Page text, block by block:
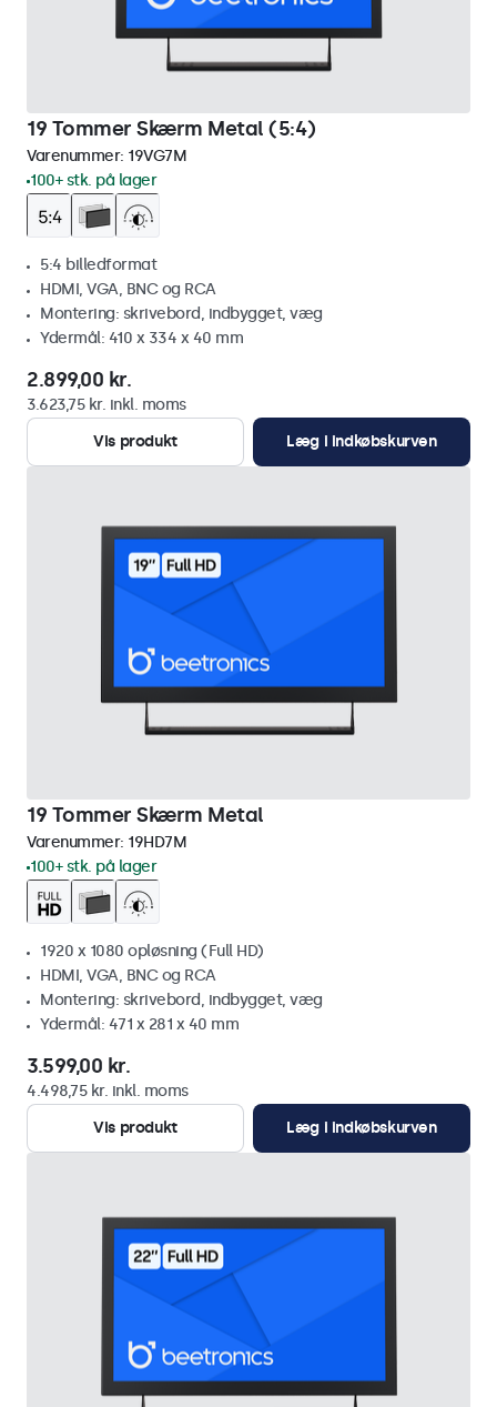
19 Tommer Skærm Metal (5:4)
Varenummer: 19VG7M
100+ stk. på lager
5:4 billedformat
HDMI, VGA, BNC og RCA
Montering: skrivebord, indbygget, væg
Ydermål: 410 x 334 x 40 mm
2.899,00 kr.
3.623,75 kr. inkl. moms
Vis produkt
Læg i indkøbskurven
19 Tommer Skærm Metal
Varenummer: 19HD7M
100+ stk. på lager
1920 x 1080 opløsning (Full HD)
HDMI, VGA, BNC og RCA
Montering: skrivebord, indbygget, væg
Ydermål: 471 x 281 x 40 mm
3.599,00 kr.
4.498,75 kr. inkl. moms
Vis produkt
Læg i indkøbskurven